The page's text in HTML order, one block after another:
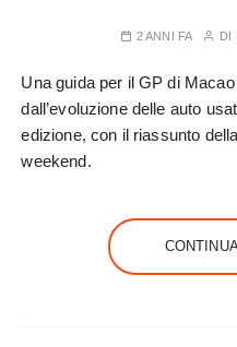
2 ANNI FA DI
Una guida per il GP di
dall’evoluzione delle auto
edizione, con il riassunto
weekend.